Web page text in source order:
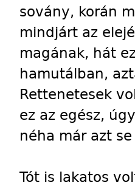
sovány, korán
mindjárt az
magának, hát
hamutálban,
Rettenetesek
ez az egész,
néha már azt
Tót is lakatos